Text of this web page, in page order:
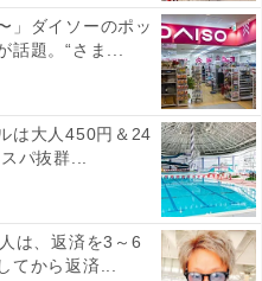
」ダイソーのポッ
話題。“さま...
は大人450円＆24
パ抜群...
は、返済を3～6
てから返済...